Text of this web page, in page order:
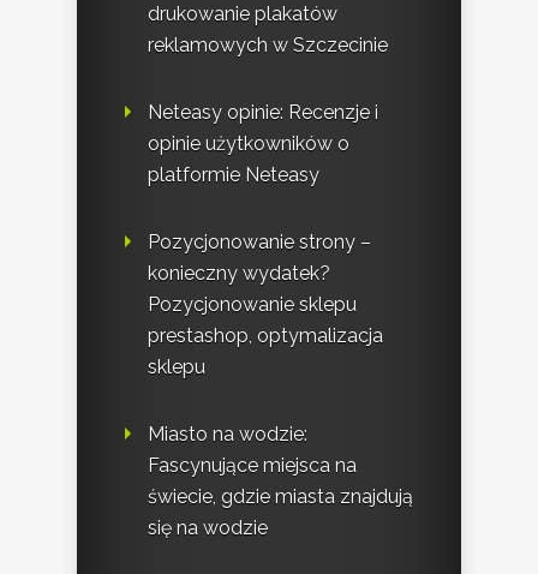
drukowanie plakatów
reklamowych w Szczecinie
Neteasy opinie: Recenzje i
opinie użytkowników o
platformie Neteasy
Pozycjonowanie strony –
konieczny wydatek?
Pozycjonowanie sklepu
prestashop, optymalizacja
sklepu
Miasto na wodzie:
Fascynujące miejsca na
świecie, gdzie miasta znajdują
się na wodzie